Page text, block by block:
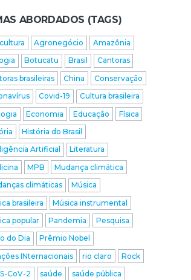
ABORDADOS (TAGS)
Agronegócio
Amazônia
Botucatu Brasil
Cantoras
brasileiras
China
Conservação
Covid-19
Cultura brasileira
Economia Educação
Física
História do Brasil
Artificial
Literatura
MPB
Mudança climática
climáticas
Música
brasileira
Música instrumental
popular
Pandemia
Pesquisa
do Dia
Prêmio Nobel
INternacionais
rio claro
Rock
CoV-2
saúde
saúde pública